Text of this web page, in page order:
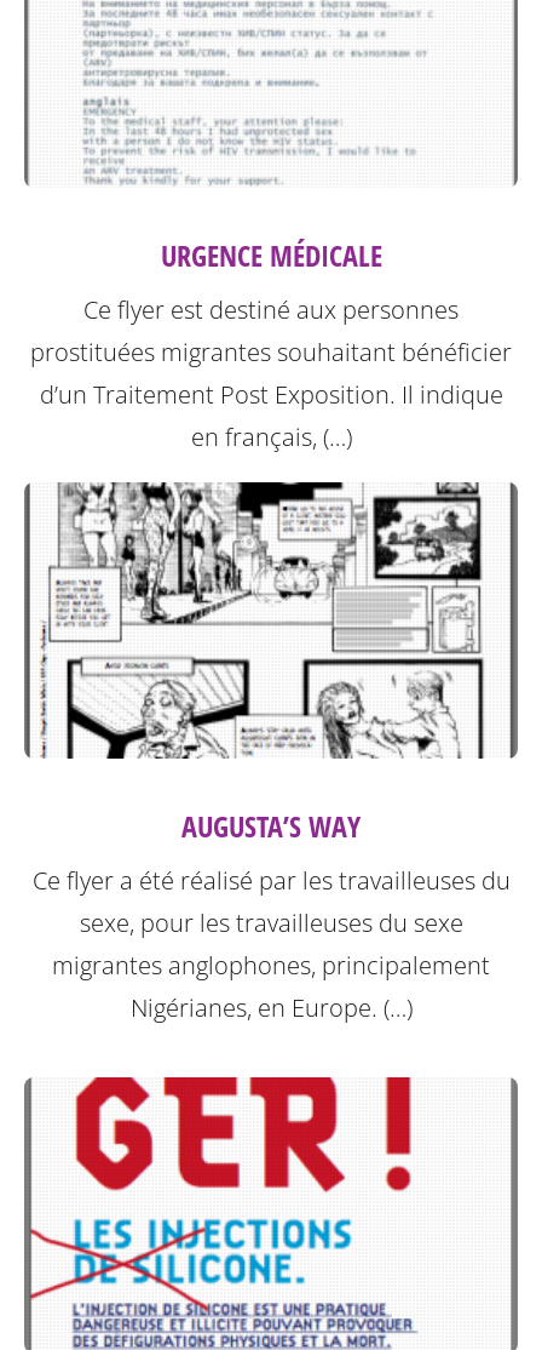
URGENCE MÉDICALE
Ce flyer est destiné aux personnes
prostituées migrantes souhaitant bénéficier
d’un Traitement Post Exposition. Il indique
en français, (…)
AUGUSTA’S WAY
Ce flyer a été réalisé par les travailleuses du
sexe, pour les travailleuses du sexe
migrantes anglophones, principalement
Nigérianes, en Europe. (…)